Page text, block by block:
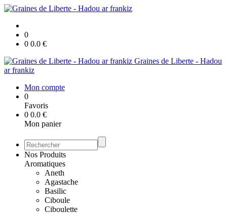
0
0 0.0 €
Graines de Liberte - Hadou
ar frankiz
Mon compte
0
Favoris
0 0.0 €
Mon panier
Nos Produits
Aromatiques
Aneth
Agastache
Basilic
Ciboule
Ciboulette